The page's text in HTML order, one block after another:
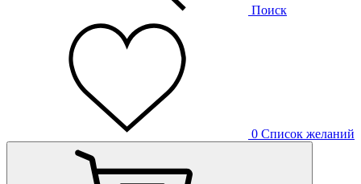
Поиск
0 Список желаний